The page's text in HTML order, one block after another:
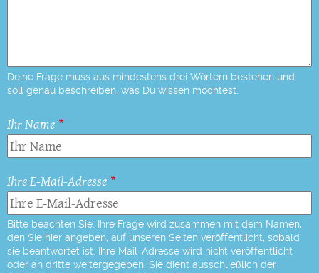
Deine Frage muss aus mindestens drei Wörtern bestehen und
soll genau beschreiben, was Du wissen möchtest.
Ihr Name
Ihre E-Mail-Adresse
Bitte beachten Sie: Ihre Frage wird zusammen mit dem Namen,
den Sie hier angeben, auf unseren Seiten veröffentlicht, sobald
sie beantwortet ist. Ihre Mail-Adresse wird nicht veröffentlicht
oder an dritte weitergegeben. Sie dient ausschließlich der